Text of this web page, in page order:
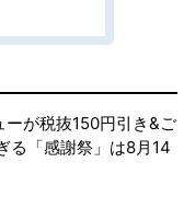
ーが税抜150円引き&ご
る「感謝祭」は8月14